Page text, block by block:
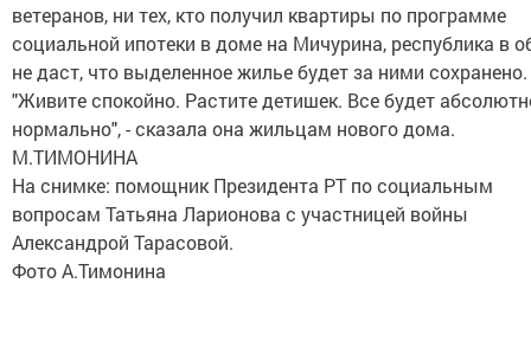
ветеранов, ни тех, кто получил квартиры по программе
социальной ипотеки в доме на Мичурина, республика в
не даст, что выделенное жилье будет за ними сохранено.
"Живите спокойно. Растите детишек. Все будет
нормально", - сказала она жильцам нового дома.
М.ТИМОНИНА
На снимке: помощник Президента РТ по социальным
вопросам Татьяна Ларионова с участницей войны
Александрой Тарасовой.
Фото А.Тимонина